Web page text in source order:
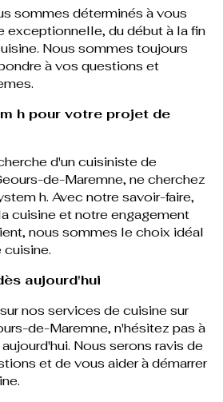
sommes déterminés à vous
exceptionnelle, du début à la fin
Nous sommes toujours
à vos questions et
h pour votre projet de
d'un cuisiniste de
de-Maremne, ne cherchez
h. Avec notre savoir-faire,
cuisine et notre engagement
nous sommes le choix idéal
aujourd'hui
nos services de cuisine sur
de-Maremne, n'hésitez pas à
Nous serons ravis de
et de vous aider à démarrer